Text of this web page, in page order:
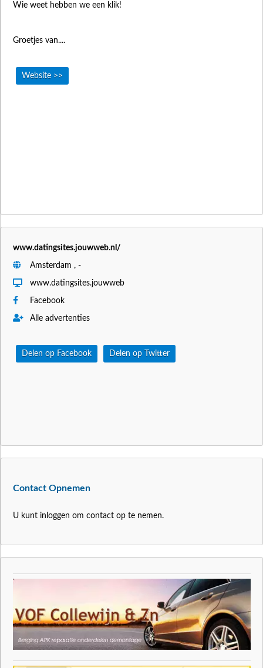
Wie weet hebben we een klik!
Groetjes van....
Website >>
www.datingsites.jouwweb.nl/
Amsterdam , -
www.datingsites.jouwweb
Facebook
Alle advertenties
Delen op Facebook Delen op Twitter
Contact Opnemen
U kunt inloggen om contact op te nemen.